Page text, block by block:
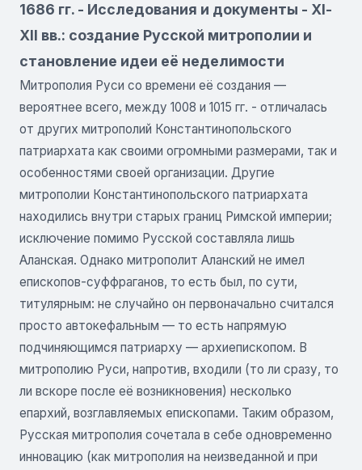
1686 гг. - Исследования и документы - ΧΙ-
ΧΙΙ вв.: создание Русской митрополии и
становление идеи её неделимости
Митрополия Руси со времени её создания —
вероятнее всего, между 1008 и 1015 гг. - отличалась
от других митрополий Константинопольского
патриархата как своими огромными размерами, так и
особенностями своей организации. Другие
митрополии Константинопольского патриархата
находились внутри старых границ Римской империи;
исключение помимо Русской составляла лишь
Аланская. Однако митрополит Аланский не имел
епископов-суффраганов, то есть был, по сути,
титулярным: не случайно он первоначально считался
просто автокефальным — то есть напрямую
подчиняющимся патриарху — архиепископом. В
митрополию Руси, напротив, входили (то ли сразу, то
ли вскоре после её возникновения) несколько
епархий, возглавляемых епископами. Таким образом,
Русская митрополия сочетала в себе одновременно
инновацию (как митрополия на неизведанной и при